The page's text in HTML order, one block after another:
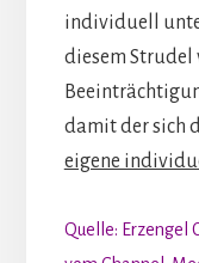
individuell
diesem Strudel
damit der sich
eigene
Quelle: Erzengel